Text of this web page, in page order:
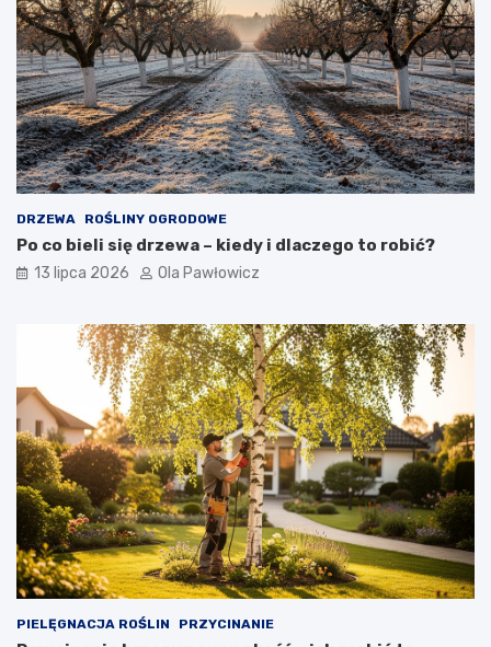
DRZEWA ROŚLINY OGRODOWE
Po co bieli się drzewa – kiedy i dlaczego to robić?
13 lipca 2026 Ola Pawłowicz
PIELĘGNACJA ROŚLIN PRZYCINANIE